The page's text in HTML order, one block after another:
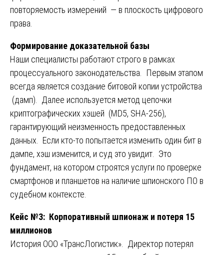
повторяемость измерений — в плоскость цифрового
права.
Формирование доказательной базы
Наши специалисты работают строго в рамках
процессуального законодательства. Первым этапом
всегда является создание битовой копии устройства
(дамп). Далее используется метод цепочки
криптографических хэшей (MD5, SHA-256),
гарантирующий неизменность предоставленных
данных. Если кто-то попытается изменить один бит в
дампе, хэш изменится, и суд это увидит. Это
фундамент, на котором строятся услуги по проверке
смартфонов и планшетов на наличие шпионского ПО в
судебном контексте.
Кейс №3: Корпоративный шпионаж и потеря 15
миллионов
История ООО «ТрансЛогистик». Директор потерял